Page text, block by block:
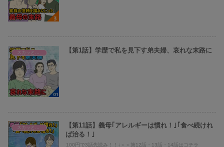
スカッとまり子@義母、旦那への仕返し 【第1話】学歴で私を見下す弟夫婦、哀れな末路に
スカッとまり子@義母、旦那への仕返し
【第11話】義母｢アレルギーは慣れ！｣｢食べ続けれ
ば治る！｣
100円で3話先読み！！↓＞＞第12話・13話・14話はコチラ